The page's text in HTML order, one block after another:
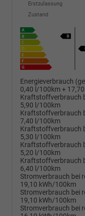
Erstzulassung
Zustand
Energieverbrauch
0,40 l/100km +
Kraftstoffverbrauch
5,90 l/100km
Kraftstoffverbrauch
7,40 l/100km
Kraftstoffverbrauch
5,30 l/100km
Kraftstoffverbrauch
5,20 l/100km
Kraftstoffverbrauch
6,40 l/100km
Stromverbrauch bei
19,10 kWh/100km
Stromverbrauch bei
19,10 kWh/100km
Stromverbrauch bei